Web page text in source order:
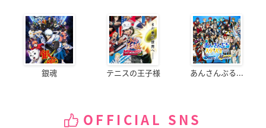
銀魂 テニスの王子様 あんさんぶる...
OFFICIAL SNS